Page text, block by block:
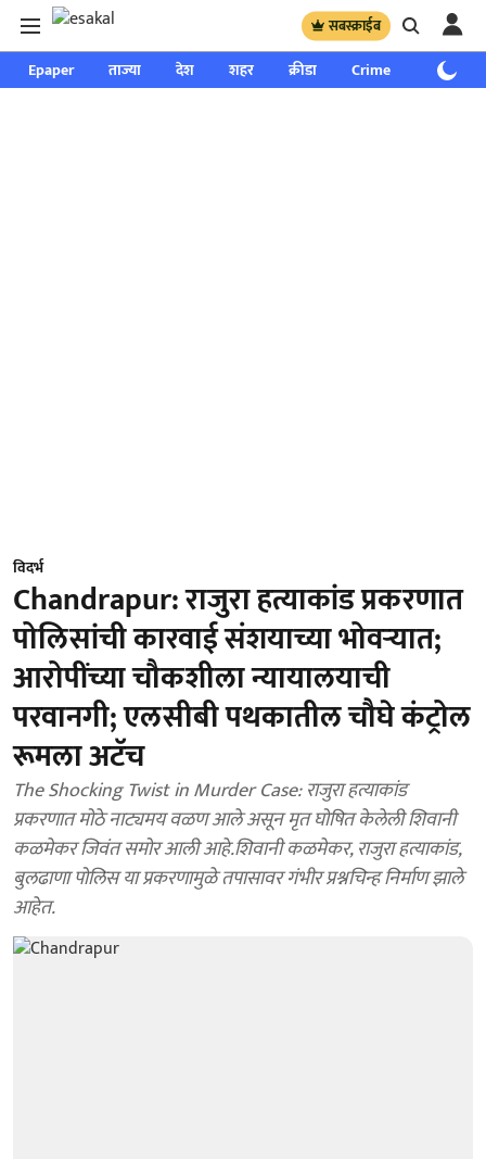
सबस्क्राईब
Epaper ताज्या देश शहर क्रीडा Crime साप्ताहिक
विदर्भ
Chandrapur: राजुरा हत्याकांड प्रकरणात
पोलिसांची कारवाई संशयाच्या भोवऱ्यात;
आरोपींच्या चौकशीला न्यायालयाची
परवानगी; एलसीबी पथकातील चौघे कंट्रोल
रूमला अटॅच
The Shocking Twist in Murder Case: राजुरा हत्याकांड
प्रकरणात मोठे नाट्यमय वळण आले असून मृत घोषित केलेली शिवानी
कळमेकर जिवंत समोर आली आहे.शिवानी कळमेकर, राजुरा हत्याकांड,
बुलढाणा पोलिस या प्रकरणामुळे तपासावर गंभीर प्रश्नचिन्ह निर्माण झाले
आहेत.